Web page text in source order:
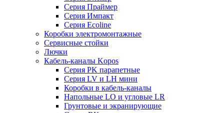
Серия Праймер
Серия Импакт
Серия Ecoline
Коробки электромонтажные
Сервисные стойки
Лючки
Кабель-каналы Kopos
Серия PK парапетные
Серия LV и LH мини
Коробки в кабель-каналы
Напольные LO и угловые LR
Грунтовые и экранирующие